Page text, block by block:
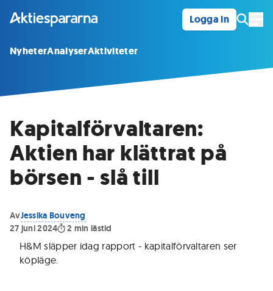
Logga in
NyheterAnalyserAktiviteter
Kapitalförvaltaren:
Aktien har klättrat på
börsen - slå till
AvJessika Bouveng
27 juni 2024
2 min lästid
H&M släpper idag rapport - kapitalförvaltaren ser
köpläge.